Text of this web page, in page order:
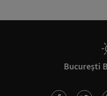
București